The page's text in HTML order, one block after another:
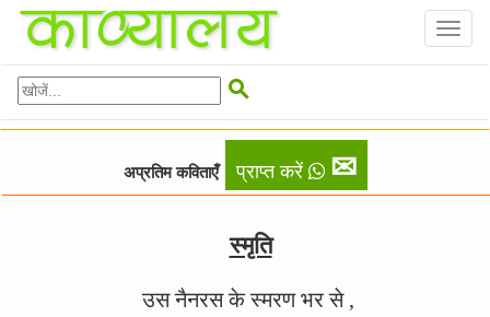

अप्रतिम कविताएँ प्राप्त करें ✉
स्मृति
उस नैनरस के स्मरण भर से ,